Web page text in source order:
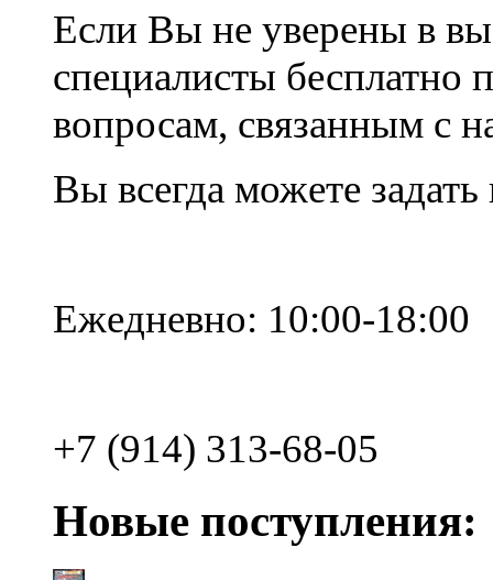
Если Вы не уверены в
специалисты
вопросам, связанным с
Вы всегда можете
Ежедневно: 10:00-18:00
+7 (914) 313-68-05
Новые поступления: